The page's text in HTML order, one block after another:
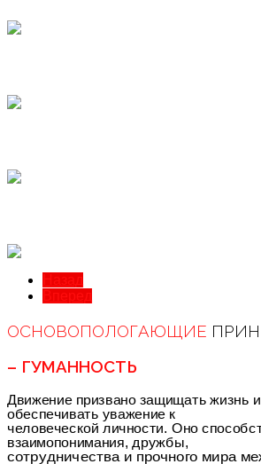
ОСНОВОПОЛОГАЮЩИЕ
– ГУМАННОСТЬ
Движение призвано защищать жизнь
обеспечивать уважение к
человеческой личности. Оно
взаимопонимания, дружбы,
сотрудничества и прочного мира